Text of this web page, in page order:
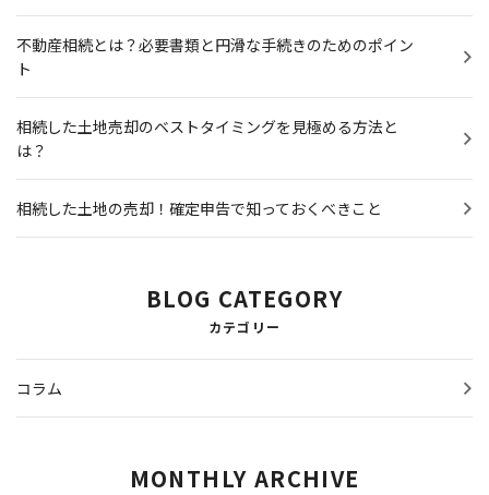
不動産相続とは？必要書類と円滑な手続きのためのポイン
ト
相続した土地売却のベストタイミングを見極める方法と
は？
相続した土地の売却！確定申告で知っておくべきこと
BLOG CATEGORY
カテゴリー
コラム
MONTHLY ARCHIVE